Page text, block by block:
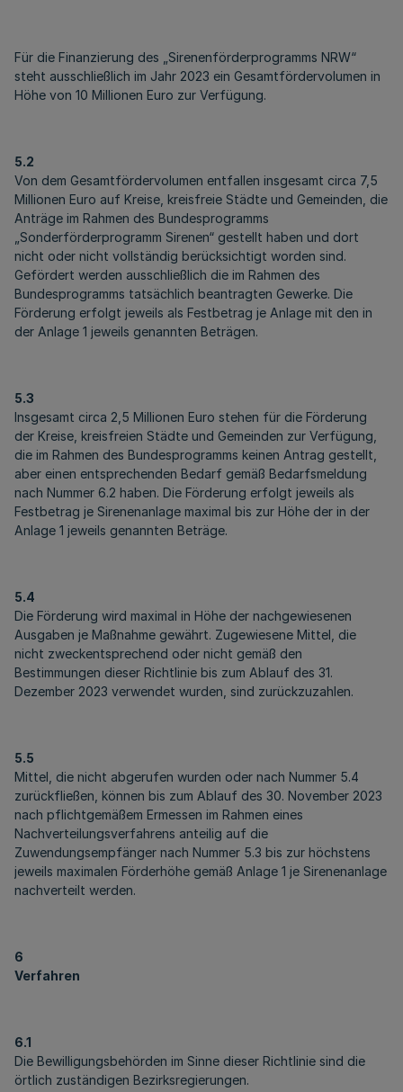
Für die Finanzierung des „Sirenenförderprogramms NRW“
steht ausschließlich im Jahr 2023 ein Gesamtfördervolumen in
Höhe von 10 Millionen Euro zur Verfügung.
5.2
Von dem Gesamtfördervolumen entfallen insgesamt circa 7,5
Millionen Euro auf Kreise, kreisfreie Städte und Gemeinden, die
Anträge im Rahmen des Bundesprogramms
„Sonderförderprogramm Sirenen“ gestellt haben und dort
nicht oder nicht vollständig berücksichtigt worden sind.
Gefördert werden ausschließlich die im Rahmen des
Bundesprogramms tatsächlich beantragten Gewerke. Die
Förderung erfolgt jeweils als Festbetrag je Anlage mit den in
der Anlage 1 jeweils genannten Beträgen.
5.3
Insgesamt circa 2,5 Millionen Euro stehen für die Förderung
der Kreise, kreisfreien Städte und Gemeinden zur Verfügung,
die im Rahmen des Bundesprogramms keinen Antrag gestellt,
aber einen entsprechenden Bedarf gemäß Bedarfsmeldung
nach Nummer 6.2 haben. Die Förderung erfolgt jeweils als
Festbetrag je Sirenenanlage maximal bis zur Höhe der in der
Anlage 1 jeweils genannten Beträge.
5.4
Die Förderung wird maximal in Höhe der nachgewiesenen
Ausgaben je Maßnahme gewährt. Zugewiesene Mittel, die
nicht zweckentsprechend oder nicht gemäß den
Bestimmungen dieser Richtlinie bis zum Ablauf des 31.
Dezember 2023 verwendet wurden, sind zurückzuzahlen.
5.5
Mittel, die nicht abgerufen wurden oder nach Nummer 5.4
zurückfließen, können bis zum Ablauf des 30. November 2023
nach pflichtgemäßem Ermessen im Rahmen eines
Nachverteilungsverfahrens anteilig auf die
Zuwendungsempfänger nach Nummer 5.3 bis zur höchstens
jeweils maximalen Förderhöhe gemäß Anlage 1 je Sirenenanlage
nachverteilt werden.
6
Verfahren
6.1
Die Bewilligungsbehörden im Sinne dieser Richtlinie sind die
örtlich zuständigen Bezirksregierungen.